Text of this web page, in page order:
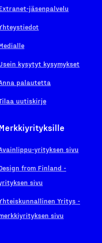
jäsenpalvelu
kysytyt kysymykset
palautetta
uutiskirje
yrityksen sivu
from Finland -
sivu
Yritys -
sivu